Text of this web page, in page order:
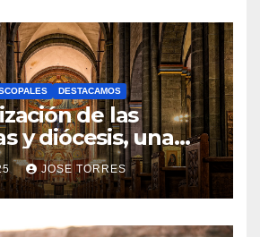
O
H
A
Y
C
O
M
N
DESTACAMOS
de las
y diócesis, una
para el futuro de
JOSE TORRES
N
O